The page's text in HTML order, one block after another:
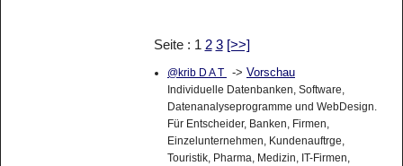
Seite : 1 2 3 [>>]
@krib D A T -> Vorschau
Individuelle Datenbanken, Software,
Datenanalyseprogramme und WebDesign.
Für Entscheider, Banken, Firmen,
Einzelunternehmen, Kundenauftrge,
Touristik, Pharma, Medizin, IT-Firmen,